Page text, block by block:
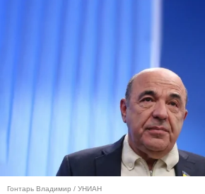
Гонтарь Владимир / УНИАН